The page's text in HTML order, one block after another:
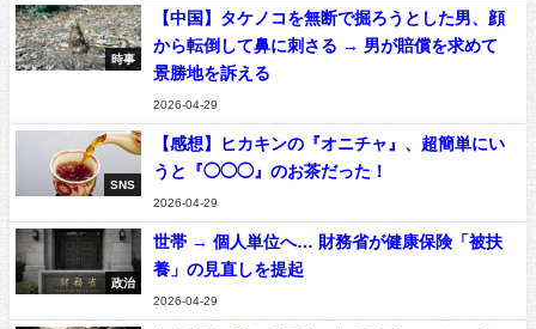
時事
【中国】タケノコを無断で掘ろうとした男、顔
から転倒して鼻に刺さる → 男が賠償を求めて
景勝地を訴える
2026-04-29
SNS
【感想】ヒカキンの『オニチャ』、超簡単にい
うと『◯◯◯』のお茶だった！
2026-04-29
政治
世帯 → 個人単位へ… 財務省が健康保険「被扶
養」の見直しを提起
2026-04-29